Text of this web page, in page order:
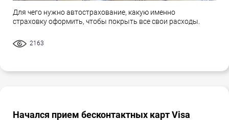
Для чего нужно автострахование, какую именно
страховку оформить, чтобы покрыть все свои расходы.
2163
Начался прием бесконтактных карт Visa